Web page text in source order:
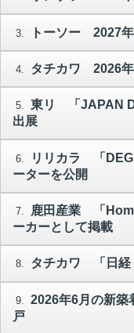
3. トーソー 2027
4. タチカワ 2026年
5. 東リ 「JAPAN
出展
6.
リリカラ 「
ーターを公開
7.
鹿田産業 「
ーカーとして掲載
8. タチカワ 「日経
9.
2026年6月の新
戸